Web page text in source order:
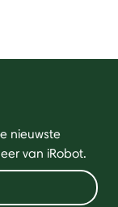
nieuwste
van iRobot.